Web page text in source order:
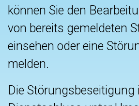
können Sie den
von bereits gemeldeten
einsehen oder eine
melden.
Die